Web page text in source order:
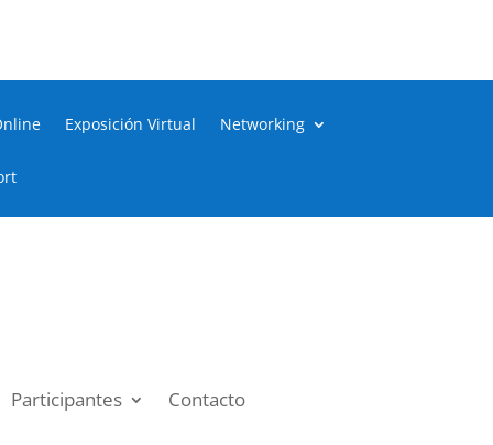
Exposición Virtual Networking
Participantes Contacto